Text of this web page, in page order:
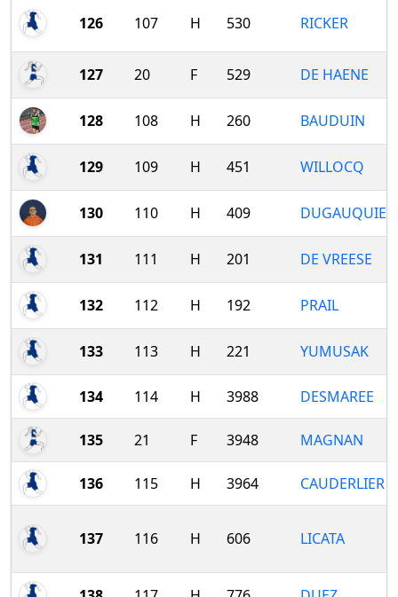
126 107 H 530 RICKER
127 20 F 529 DE HAENE
128 108 H 260 BAUDUIN
129 109 H 451 WILLOCQ
130 110 H 409 DUGAUQUIER
131 111 H 201 DE VREESE
132 112 H 192 PRAIL
133 113 H 221 YUMUSAK
134 114 H 3988 DESMAREE
135 21 F 3948 MAGNAN
136 115 H 3964 CAUDERLIER
137 116 H 606 LICATA